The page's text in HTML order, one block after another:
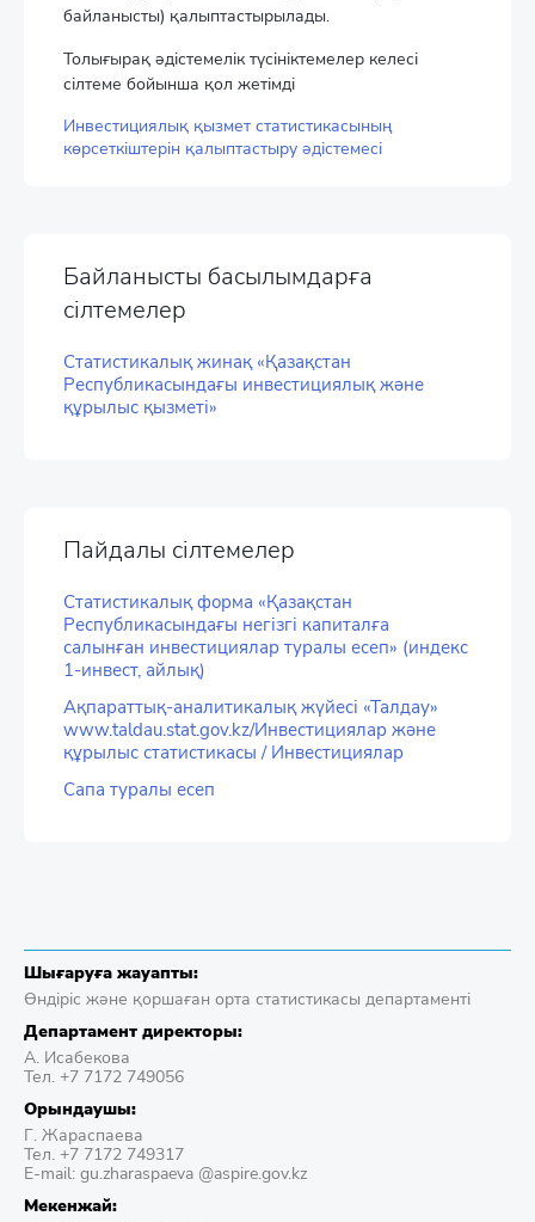
байланысты) қалыптастырылады.
Толығырақ әдістемелік түсініктемелер келесі
сілтеме бойынша қол жетімді
Инвестициялық қызмет статистикасының
көрсеткіштерін қалыптастыру әдістемесі
Байланысты басылымдарға
сілтемелер
Статистикалық жинақ «Қазақстан
Республикасындағы инвестициялық және
құрылыс қызметі»
Пайдалы сілтемелер
Статистикалық форма «Қазақстан
Республикасындағы негізгі капиталға
салынған инвестициялар туралы есеп» (индекс
1-инвест, айлық)
Ақпараттық-аналитикалық жүйесі «Талдау»
www.taldau.stat.gov.kz/Инвестициялар және
құрылыс статистикасы / Инвестициялар
Сапа туралы есеп
Шығаруға жауапты:
Өндіріс және қоршаған орта статистикасы департаменті
Департамент директоры:
А. Исабекова
Тел. +7 7172 749056
Орындаушы:
Г. Жараспаева
Тел. +7 7172 749317
E-mail: gu.zharaspaeva @aspire.gov.kz
Мекенжай: